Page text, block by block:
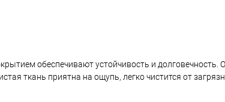
обеспечивают устойчивость и долговечность.
ткань приятна на ощупь, легко чистится от